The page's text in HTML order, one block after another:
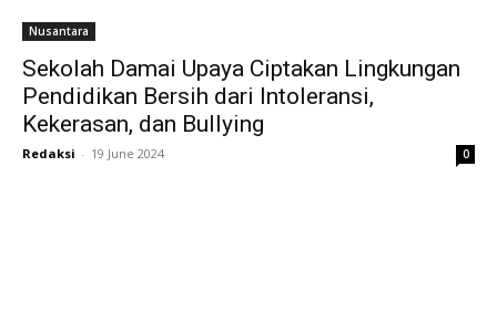
Nusantara
Sekolah Damai Upaya Ciptakan Lingkungan
Pendidikan Bersih dari Intoleransi,
Kekerasan, dan Bullying
Redaksi - 19 June 2024 0